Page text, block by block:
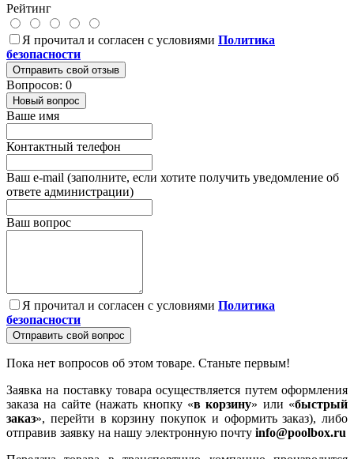
Рейтинг
Я прочитал и согласен с условиями Политика
безопасности
Отправить свой отзыв
Вопросов: 0
Новый вопрос
Ваше имя
Контактный телефон
Ваш e-mail (заполните, если хотите получить уведомление об
ответе администрации)
Ваш вопрос
Я прочитал и согласен с условиями Политика
безопасности
Отправить свой вопрос
Пока нет вопросов об этом товаре. Станьте первым!
Заявка на поставку товара осуществляется путем оформления
заказа на сайте (нажать кнопку «в корзину» или «быстрый
заказ», перейти в корзину покупок и оформить заказ), либо
отправив заявку на нашу электронную почту info@poolbox.ru